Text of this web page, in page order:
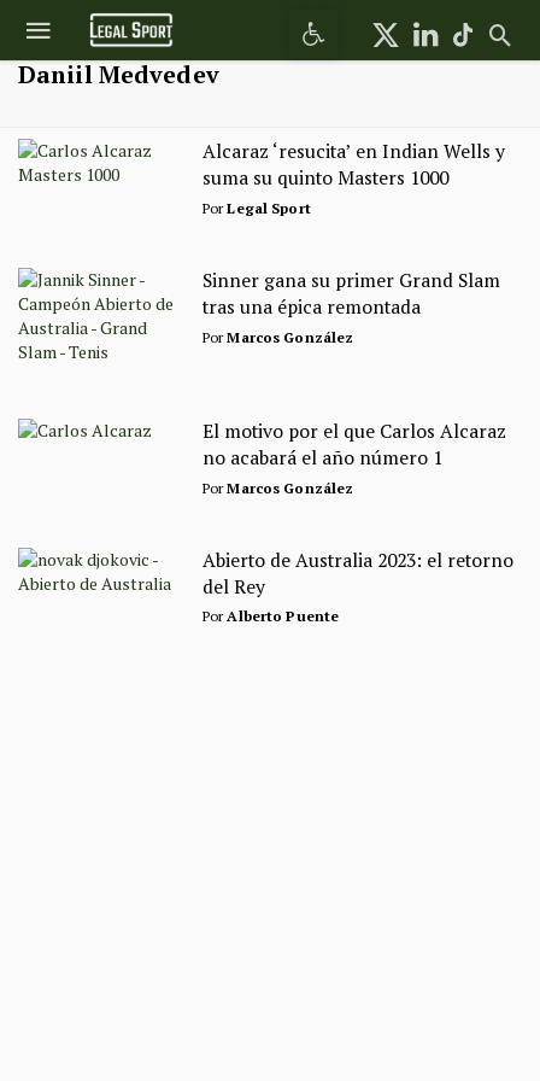
Abrir barra de herramientas
Daniil Medvedev
Alcaraz ‘resucita’ en Indian Wells y
suma su quinto Masters 1000
PorLegal Sport
Sinner gana su primer Grand Slam
tras una épica remontada
PorMarcos González
El motivo por el que Carlos Alcaraz
no acabará el año número 1
PorMarcos González
Abierto de Australia 2023: el retorno
del Rey
PorAlberto Puente